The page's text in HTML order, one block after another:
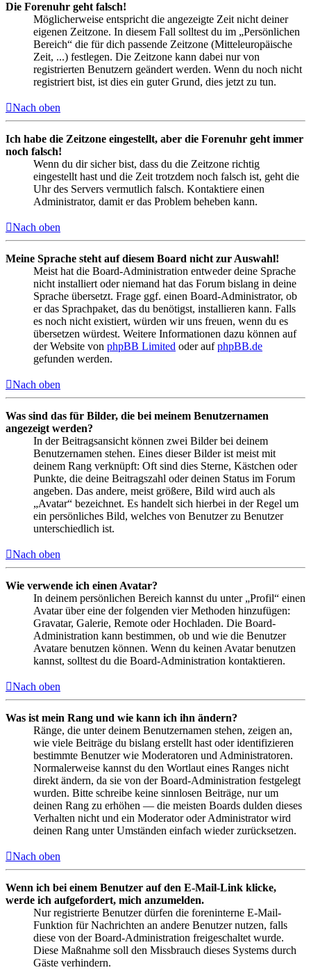
Die Forenuhr geht falsch!
Möglicherweise entspricht die angezeigte Zeit nicht deiner
eigenen Zeitzone. In diesem Fall solltest du im „Persönlichen
Bereich“ die für dich passende Zeitzone (Mitteleuropäische
Zeit, ...) festlegen. Die Zeitzone kann dabei nur von
registrierten Benutzern geändert werden. Wenn du noch nicht
registriert bist, ist dies ein guter Grund, dies jetzt zu tun.
Nach oben
Ich habe die Zeitzone eingestellt, aber die Forenuhr geht immer
noch falsch!
Wenn du dir sicher bist, dass du die Zeitzone richtig
eingestellt hast und die Zeit trotzdem noch falsch ist, geht die
Uhr des Servers vermutlich falsch. Kontaktiere einen
Administrator, damit er das Problem beheben kann.
Nach oben
Meine Sprache steht auf diesem Board nicht zur Auswahl!
Meist hat die Board-Administration entweder deine Sprache
nicht installiert oder niemand hat das Forum bislang in deine
Sprache übersetzt. Frage ggf. einen Board-Administrator, ob
er das Sprachpaket, das du benötigst, installieren kann. Falls
es noch nicht existiert, würden wir uns freuen, wenn du es
übersetzen würdest. Weitere Informationen dazu können auf
der Website von phpBB Limited oder aufphpBB.de
gefunden werden.
Nach oben
Was sind das für Bilder, die bei meinem Benutzernamen
angezeigt werden?
In der Beitragsansicht können zwei Bilder bei deinem
Benutzernamen stehen. Eines dieser Bilder ist meist mit
deinem Rang verknüpft: Oft sind dies Sterne, Kästchen oder
Punkte, die deine Beitragszahl oder deinen Status im Forum
angeben. Das andere, meist größere, Bild wird auch als
„Avatar“ bezeichnet. Es handelt sich hierbei in der Regel um
ein persönliches Bild, welches von Benutzer zu Benutzer
unterschiedlich ist.
Nach oben
Wie verwende ich einen Avatar?
In deinem persönlichen Bereich kannst du unter „Profil“ einen
Avatar über eine der folgenden vier Methoden hinzufügen:
Gravatar, Galerie, Remote oder Hochladen. Die Board-
Administration kann bestimmen, ob und wie die Benutzer
Avatare benutzen können. Wenn du keinen Avatar benutzen
kannst, solltest du die Board-Administration kontaktieren.
Nach oben
Was ist mein Rang und wie kann ich ihn ändern?
Ränge, die unter deinem Benutzernamen stehen, zeigen an,
wie viele Beiträge du bislang erstellt hast oder identifizieren
bestimmte Benutzer wie Moderatoren und Administratoren.
Normalerweise kannst du den Wortlaut eines Ranges nicht
direkt ändern, da sie von der Board-Administration festgelegt
wurden. Bitte schreibe keine sinnlosen Beiträge, nur um
deinen Rang zu erhöhen — die meisten Boards dulden dieses
Verhalten nicht und ein Moderator oder Administrator wird
deinen Rang unter Umständen einfach wieder zurücksetzen.
Nach oben
Wenn ich bei einem Benutzer auf den E-Mail-Link klicke,
werde ich aufgefordert, mich anzumelden.
Nur registrierte Benutzer dürfen die foreninterne E-Mail-
Funktion für Nachrichten an andere Benutzer nutzen, falls
diese von der Board-Administration freigeschaltet wurde.
Diese Maßnahme soll den Missbrauch dieses Systems durch
Gäste verhindern.